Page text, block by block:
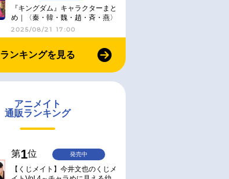
『キングダム』キャラクターまと
め｜〈秦・韓・魏・趙・斉・燕〉
2025/08/21 17:00
ランキングを見る
アニメイト
通販ランキング
第1位
【くじメイト】今井文也のくじメ
発売中